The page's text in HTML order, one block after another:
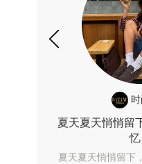
夏天夏天悄悄留
忆
夏天夏天悄悄留下